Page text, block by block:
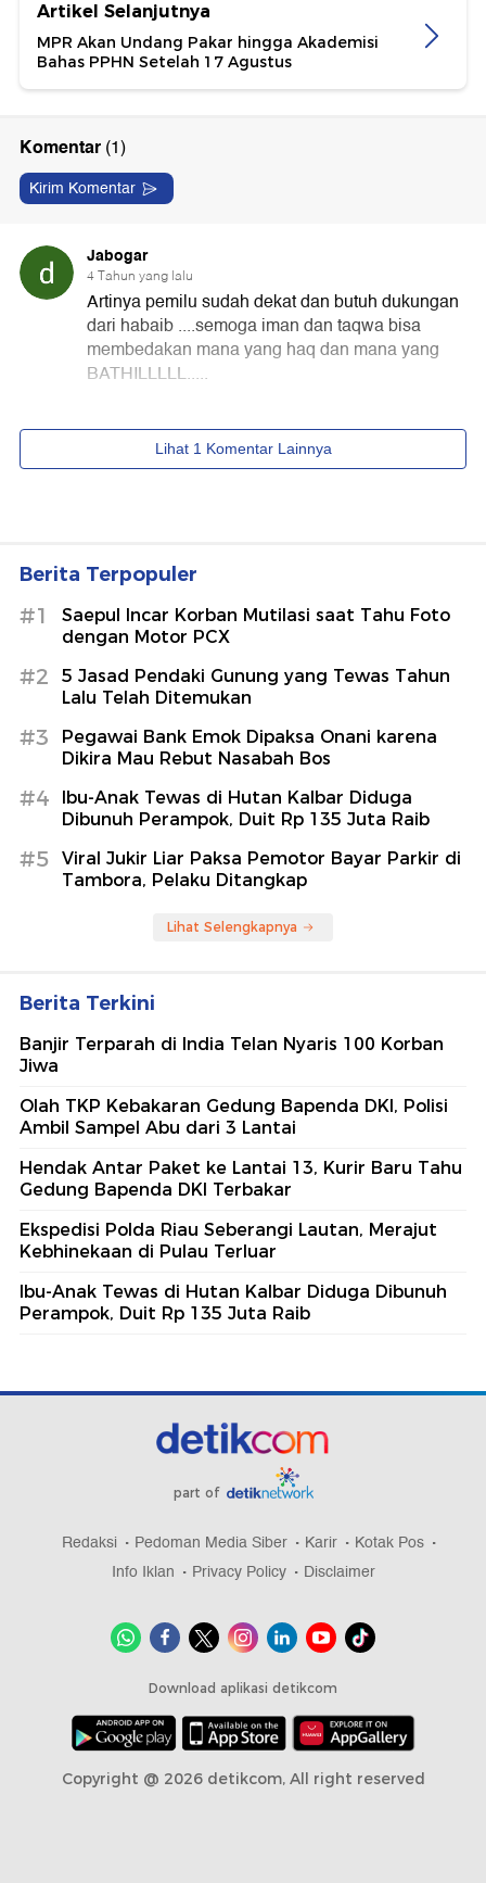
Artikel Selanjutnya
MPR Akan Undang Pakar hingga Akademisi
Bahas PPHN Setelah 17 Agustus
Berita Terpopuler
#1
Saepul Incar Korban Mutilasi saat Tahu Foto
dengan Motor PCX
#2
5 Jasad Pendaki Gunung yang Tewas Tahun
Lalu Telah Ditemukan
#3
Pegawai Bank Emok Dipaksa Onani karena
Dikira Mau Rebut Nasabah Bos
#4
Ibu-Anak Tewas di Hutan Kalbar Diduga
Dibunuh Perampok, Duit Rp 135 Juta Raib
#5
Viral Jukir Liar Paksa Pemotor Bayar Parkir di
Tambora, Pelaku Ditangkap
Lihat Selengkapnya
Berita Terkini
Banjir Terparah di India Telan Nyaris 100 Korban
Jiwa
Olah TKP Kebakaran Gedung Bapenda DKI, Polisi
Ambil Sampel Abu dari 3 Lantai
Hendak Antar Paket ke Lantai 13, Kurir Baru Tahu
Gedung Bapenda DKI Terbakar
Ekspedisi Polda Riau Seberangi Lautan, Merajut
Kebhinekaan di Pulau Terluar
Ibu-Anak Tewas di Hutan Kalbar Diduga Dibunuh
Perampok, Duit Rp 135 Juta Raib
part of
Redaksi Pedoman Media Siber Karir
Kotak Pos
Info Iklan
Privacy Policy Disclaimer
Download aplikasi detikcom
Copyright @ 2026 detikcom, All right reserved